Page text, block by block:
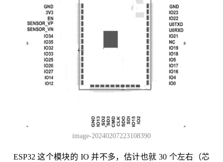
image-20240207223108390
ESP32 这个模块的 IO 并不多，估计也就 30 个左右（芯